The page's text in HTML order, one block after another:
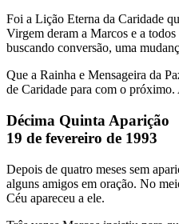
Foi a Lição Eterna da Caridade
Virgem deram a Marcos e a
buscando conversão, uma
Que a Rainha e Mensageira da
de Caridade para com o próximo.
Décima Quinta Aparição
19 de fevereiro de 1993
Depois de quatro meses sem
alguns amigos em oração. No
Céu apareceu a ele.